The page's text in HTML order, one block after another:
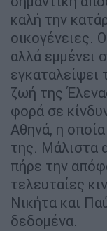
καλή την
οικογένειες.
αλλά εμμένει
εγκαταλείψει
ζωή της
φορά σε
Αθηνά, η
της. Μάλιστα
πήρε την
τελευταίες
Νικήτα και
δεδομένα.